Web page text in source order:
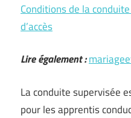
Conditions de la
d’accès
Lire également :
La conduite supervisée
pour les apprentis